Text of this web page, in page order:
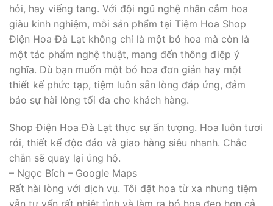
hỏi, hay viếng tang. Với đội ngũ nghệ nhân cắm hoa
giàu kinh nghiệm, mỗi sản phẩm tại Tiệm Hoa Shop
Điện Hoa Đà Lạt không chỉ là một bó hoa mà còn là
một tác phẩm nghệ thuật, mang đến thông điệp ý
nghĩa. Dù bạn muốn một bó hoa đơn giản hay một
thiết kế phức tạp, tiệm luôn sẵn lòng đáp ứng, đảm
bảo sự hài lòng tối đa cho khách hàng.
Shop Điện Hoa Đà Lạt thực sự ấn tượng. Hoa luôn tươi
rói, thiết kế độc đáo và giao hàng siêu nhanh. Chắc
chắn sẽ quay lại ủng hộ.
– Ngọc Bích – Google Maps
Rất hài lòng với dịch vụ. Tôi đặt hoa từ xa nhưng tiệm